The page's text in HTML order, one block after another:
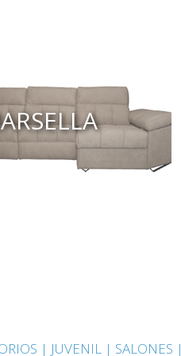
| JUVENIL | SALONES |